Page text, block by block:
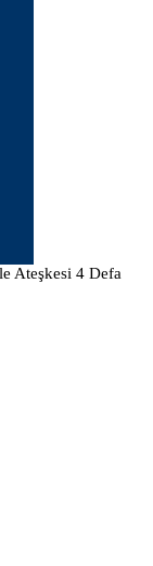
Ateşkesi 4 Defa